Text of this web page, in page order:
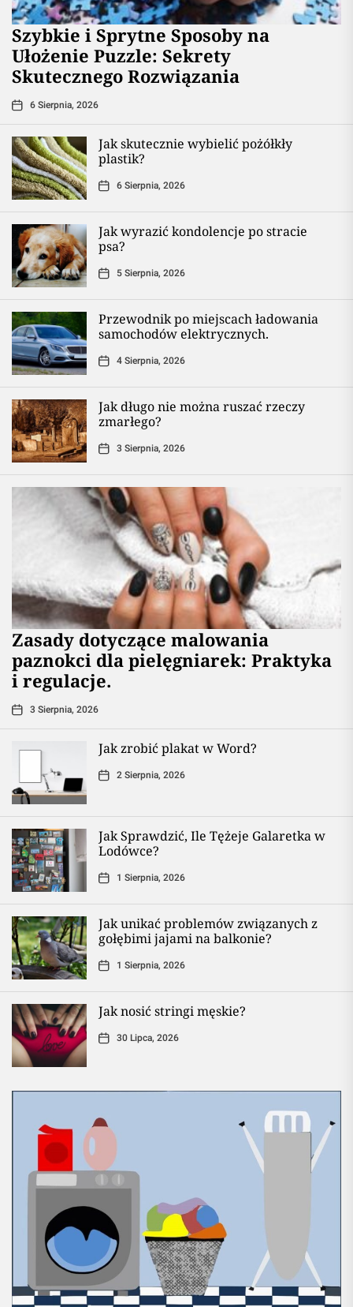
Szybkie i Sprytne Sposoby na
Ułożenie Puzzle: Sekrety
Skutecznego Rozwiązania
6 Sierpnia, 2026
Jak skutecznie wybielić pożółkły
plastik?
6 Sierpnia, 2026
Jak wyrazić kondolencje po stracie
psa?
5 Sierpnia, 2026
Przewodnik po miejscach ładowania
samochodów elektrycznych.
4 Sierpnia, 2026
Jak długo nie można ruszać rzeczy
zmarłego?
3 Sierpnia, 2026
Zasady dotyczące malowania
paznokci dla pielęgniarek: Praktyka
i regulacje.
3 Sierpnia, 2026
Jak zrobić plakat w Word?
2 Sierpnia, 2026
Jak Sprawdzić, Ile Tężeje Galaretka w
Lodówce?
1 Sierpnia, 2026
Jak unikać problemów związanych z
gołębimi jajami na balkonie?
1 Sierpnia, 2026
Jak nosić stringi męskie?
30 Lipca, 2026